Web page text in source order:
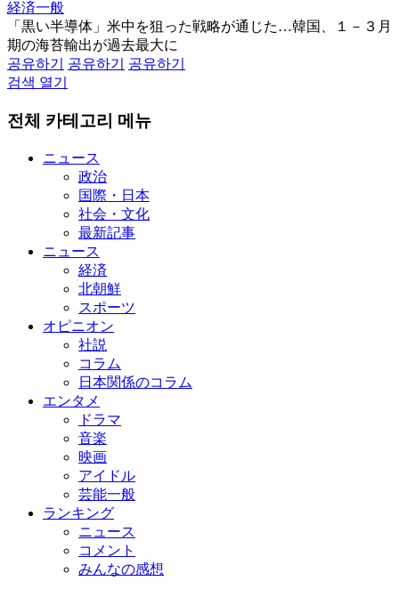
経済一般
「黒い半導体」米中を狙った戦略が通じた…韓国、１－３月
期の海苔輸出が過去最大に
공유하기
공유하기
공유하기
검색 열기
전체 카테고리 메뉴
ニュース
政治
国際・日本
社会・文化
最新記事
ニュース
経済
北朝鮮
スポーツ
オピニオン
社説
コラム
日本関係のコラム
エンタメ
ドラマ
音楽
映画
アイドル
芸能一般
ランキング
ニュース
コメント
みんなの感想